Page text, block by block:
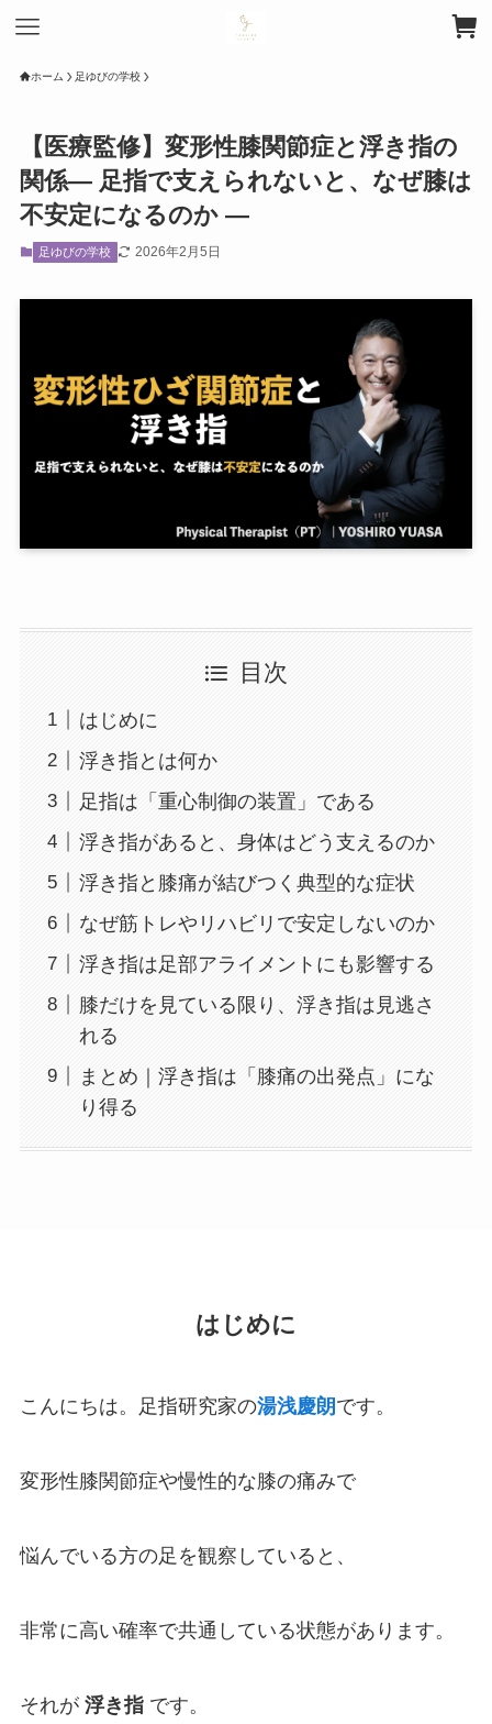
ホーム 足ゆびの学校
【医療監修】変形性膝関節症と浮き指の
関係― 足指で支えられないと、なぜ膝は
不安定になるのか ―
足ゆびの学校 2026年2月5日
目次
はじめに
浮き指とは何か
足指は「重心制御の装置」である
浮き指があると、身体はどう支えるのか
浮き指と膝痛が結びつく典型的な症状
なぜ筋トレやリハビリで安定しないのか
浮き指は足部アライメントにも影響する
膝だけを見ている限り、浮き指は見逃さ
れる
まとめ｜浮き指は「膝痛の出発点」にな
り得る
はじめに
こんにちは。足指研究家の湯浅慶朗 です。
変形性膝関節症や慢性的な膝の痛みで
悩んでいる方の足を観察していると、
非常に高い確率で共通している状態があります。
それが 浮き指です。